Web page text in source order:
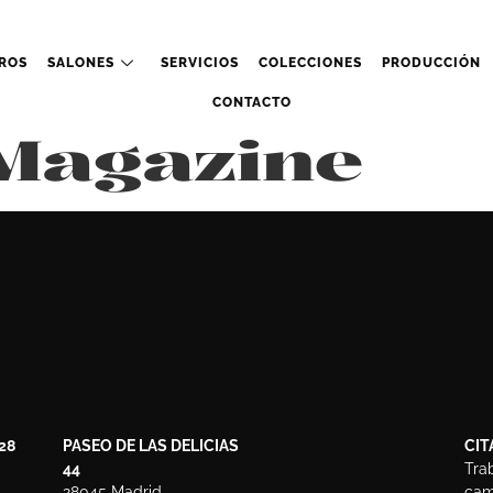
SALONES SERVICIOS COLECCIONES PRODUCCIÓN
CONTACTO
PASEO DE LAS DELICIAS
44